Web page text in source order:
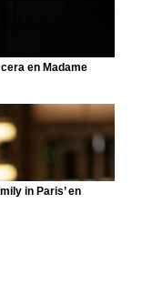
en Madame
in Paris’ en